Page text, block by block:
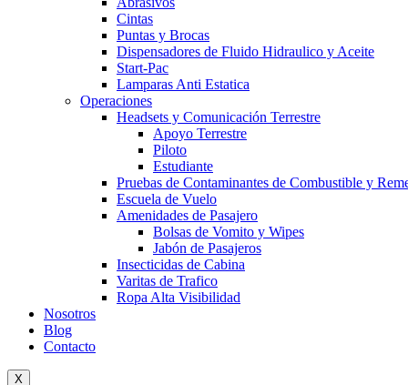
Cintas
Puntas y Brocas
Dispensadores de Fluido Hidraulico y Aceite
Start-Pac
Lamparas Anti Estatica
Operaciones
Headsets y Comunicación Terrestre
Apoyo Terrestre
Piloto
Estudiante
Pruebas de Contaminantes de Combustible y
Escuela de Vuelo
Amenidades de Pasajero
Bolsas de Vomito y Wipes
Jabón de Pasajeros
Insecticidas de Cabina
Varitas de Trafico
Ropa Alta Visibilidad
Nosotros
Blog
Contacto
X